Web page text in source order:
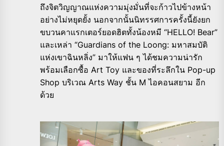
ถึงจิตวิญญาณแห่งความมุ่งมั่นที่จะก้าวไปข้างหน้า
อย่างไม่หยุดยั้ง นอกจากนั้นนิทรรศการครั้งนี้ยังยก
ขบวนคาแรกเตอร์ยอดฮิตทั้งน้องหมี “HELLO! Bear”
และเหล่า “Guardians of the Loong: มหาสมบัติ
แห่งเขาฉินหลิ่ง” มาให้แฟน ๆ ได้ชมความน่ารัก
พร้อมเลือกซื้อ Art Toy และของที่ระลึกใน Pop-up
Shop บริเวณ Arts Way ชั้น M ไอคอนสยาม อีก
ด้วย